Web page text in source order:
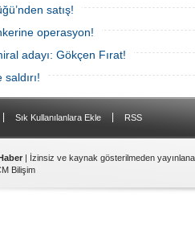
satış!
operasyon!
adayı: Gökçen Fırat!
Sık Kullanılanlara Ekle RSS
| İzinsiz ve kaynak gösterilmeden
Bilişim